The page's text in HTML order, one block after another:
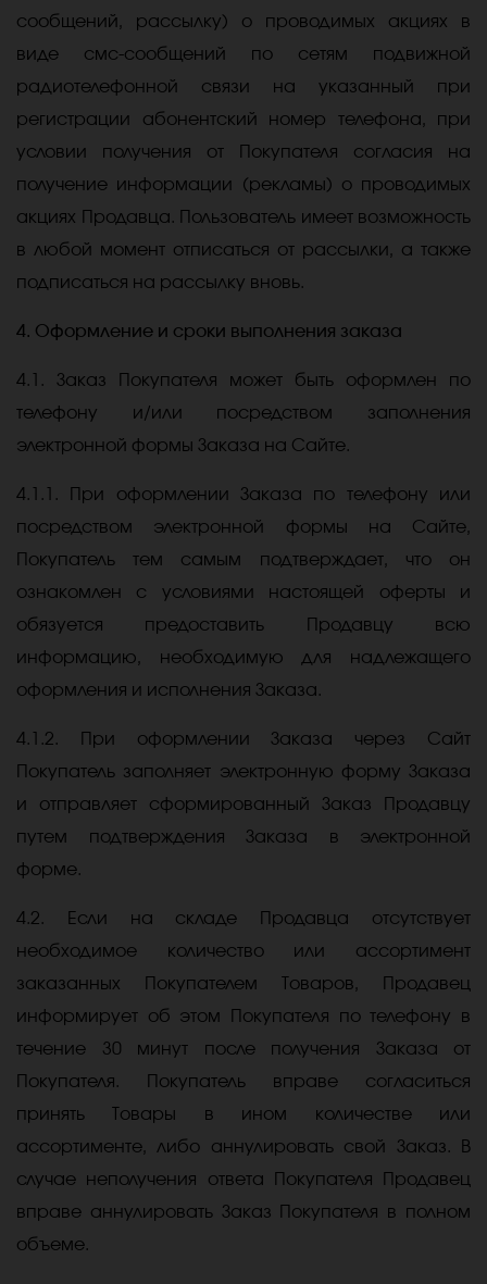
сообщений, рассылку) о проводимых акциях в
виде смс-сообщений по сетям подвижной
радиотелефонной связи на указанный при
регистрации абонентский номер телефона, при
условии получения от Покупателя согласия на
получение информации (рекламы) о проводимых
акциях Продавца. Пользователь имеет возможность
в любой момент отписаться от рассылки, а также
подписаться на рассылку вновь.
4. Оформление и сроки выполнения заказа
4.1. Заказ Покупателя может быть оформлен по
телефону и/или посредством заполнения
электронной формы Заказа на Сайте.
4.1.1. При оформлении Заказа по телефону или
посредством электронной формы на Сайте,
Покупатель тем самым подтверждает, что он
ознакомлен с условиями настоящей оферты и
обязуется предоставить Продавцу всю
информацию, необходимую для надлежащего
оформления и исполнения Заказа.
4.1.2. При оформлении Заказа через Сайт
Покупатель заполняет электронную форму Заказа
и отправляет сформированный Заказ Продавцу
путем подтверждения Заказа в электронной
форме.
4.2. Если на складе Продавца отсутствует
необходимое количество или ассортимент
заказанных Покупателем Товаров, Продавец
информирует об этом Покупателя по телефону в
течение 30 минут после получения Заказа от
Покупателя. Покупатель вправе согласиться
принять Товары в ином количестве или
ассортименте, либо аннулировать свой Заказ. В
случае неполучения ответа Покупателя Продавец
вправе аннулировать Заказ Покупателя в полном
объеме.